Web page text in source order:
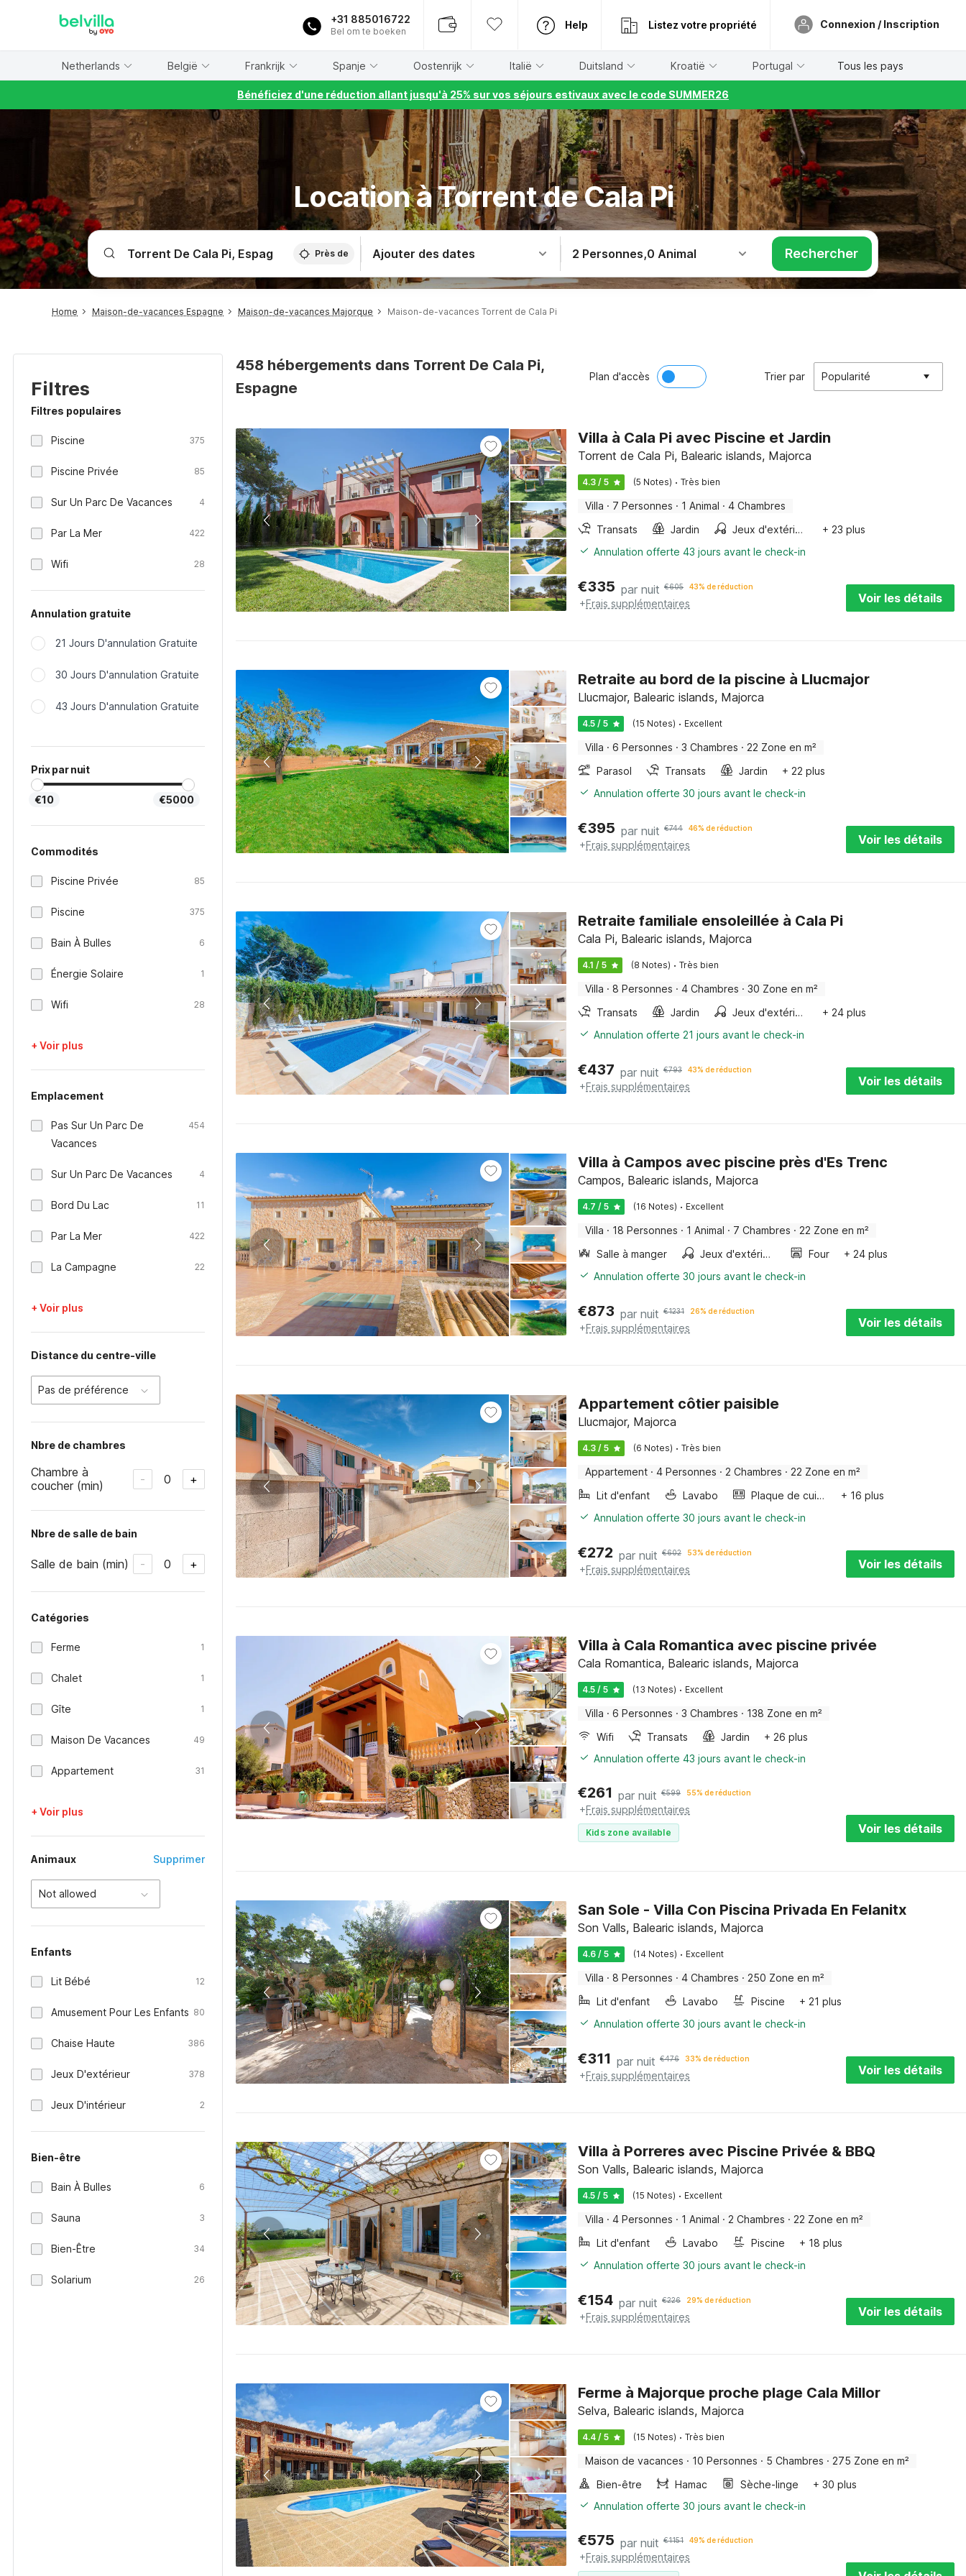
+31 885016722
Bel om te boeken
Help Listez votre propriété Connexion / Inscription
Netherlands België Frankrijk Spanje Oostenrijk Italië Duitsland Kroatië Portugal Tous les pays
Bénéficiez d'une réduction allant jusqu'à 25% sur vos séjours estivaux avec le code SUMMER26
Location à Torrent de Cala Pi
Près de Ajouter des dates 2 Personnes,0 Animal Rechercher
Home Maison-de-vacances Espagne Maison-de-vacances Majorque Maison-de-vacances Torrent de Cala Pi
Filtres
Filtres populaires
Piscine 375
Piscine Privée 85
Sur Un Parc De Vacances 4
Par La Mer 422
Wifi 28
Annulation gratuite
21 Jours D'annulation Gratuite
30 Jours D'annulation Gratuite
43 Jours D'annulation Gratuite
Prix par nuit
€10 €5000
Commodités
Piscine Privée 85
Piscine 375
Bain À Bulles 6
Énergie Solaire 1
Wifi 28
+ Voir plus
Emplacement
Pas Sur Un Parc De
Vacances
454
Sur Un Parc De Vacances 4
Bord Du Lac 11
Par La Mer 422
La Campagne 22
+ Voir plus
Distance du centre-ville
Pas de préférence
Nbre de chambres
Chambre à
coucher (min)
- 0 +
Nbre de salle de bain
Salle de bain (min) - 0 +
Catégories
Ferme 1
Chalet 1
Gîte 1
Maison De Vacances 49
Appartement 31
+ Voir plus
Animaux Supprimer
Not allowed
Enfants
Lit Bébé 12
Amusement Pour Les Enfants 80
Chaise Haute 386
Jeux D'extérieur 378
Jeux D'intérieur 2
Bien-être
Bain À Bulles 6
Sauna 3
Bien-Être 34
Solarium 26
458 hébergements dans Torrent De Cala Pi,
Espagne
Plan d'accès Trier par Popularité
Villa à Cala Pi avec Piscine et Jardin
Torrent de Cala Pi, Balearic islands, Majorca
4.3 / 5 (5 Notes) · Très bien
Villa · 7 Personnes · 1 Animal · 4 Chambres
Transats
Jardin Jeux d'extérieur
+ 23 plus
Annulation offerte 43 jours avant le check-in
€335 par nuit €605 43% de réduction
+Frais supplémentaires Voir les détails
Retraite au bord de la piscine à Llucmajor
Llucmajor, Balearic islands, Majorca
4.5 / 5 (15 Notes) · Excellent
Villa · 6 Personnes · 3 Chambres · 22 Zone en m²
Parasol
Transats Jardin
+ 22 plus
Annulation offerte 30 jours avant le check-in
€395 par nuit €744 46% de réduction
+Frais supplémentaires Voir les détails
Retraite familiale ensoleillée à Cala Pi
Cala Pi, Balearic islands, Majorca
4.1 / 5 (8 Notes) · Très bien
Villa · 8 Personnes · 4 Chambres · 30 Zone en m²
Transats
Jardin Jeux d'extérieur
+ 24 plus
Annulation offerte 21 jours avant le check-in
€437 par nuit €793 43% de réduction
+Frais supplémentaires Voir les détails
Villa à Campos avec piscine près d'Es Trenc
Campos, Balearic islands, Majorca
4.7 / 5 (16 Notes) · Excellent
Villa · 18 Personnes · 1 Animal · 7 Chambres · 22 Zone en m²
Salle à manger
Jeux d'extérieur Four
+ 24 plus
Annulation offerte 30 jours avant le check-in
€873 par nuit €1231 26% de réduction
+Frais supplémentaires Voir les détails
Appartement côtier paisible
Llucmajor, Majorca
4.3 / 5 (6 Notes) · Très bien
Appartement · 4 Personnes · 2 Chambres · 22 Zone en m²
Lit d'enfant
Lavabo Plaque de cuisson
+ 16 plus
Annulation offerte 30 jours avant le check-in
€272 par nuit €602 53% de réduction
+Frais supplémentaires Voir les détails
Villa à Cala Romantica avec piscine privée
Cala Romantica, Balearic islands, Majorca
4.5 / 5 (13 Notes) · Excellent
Villa · 6 Personnes · 3 Chambres · 138 Zone en m²
Wifi
Transats Jardin
+ 26 plus
Annulation offerte 43 jours avant le check-in
€261 par nuit €599 55% de réduction
+Frais supplémentaires
Kids zone available Voir les détails
San Sole - Villa Con Piscina Privada En Felanitx
Son Valls, Balearic islands, Majorca
4.6 / 5 (14 Notes) · Excellent
Villa · 8 Personnes · 4 Chambres · 250 Zone en m²
Lit d'enfant
Lavabo Piscine
+ 21 plus
Annulation offerte 30 jours avant le check-in
€311 par nuit €476 33% de réduction
+Frais supplémentaires Voir les détails
Villa à Porreres avec Piscine Privée & BBQ
Son Valls, Balearic islands, Majorca
4.5 / 5 (15 Notes) · Excellent
Villa · 4 Personnes · 1 Animal · 2 Chambres · 22 Zone en m²
Lit d'enfant
Lavabo Piscine
+ 18 plus
Annulation offerte 30 jours avant le check-in
€154 par nuit €226 29% de réduction
+Frais supplémentaires Voir les détails
Ferme à Majorque proche plage Cala Millor
Selva, Balearic islands, Majorca
4.4 / 5 (15 Notes) · Très bien
Maison de vacances · 10 Personnes · 5 Chambres · 275 Zone en m²
Bien-être
Hamac Sèche-linge
+ 30 plus
Annulation offerte 30 jours avant le check-in
€575 par nuit €1151 49% de réduction
+Frais supplémentaires